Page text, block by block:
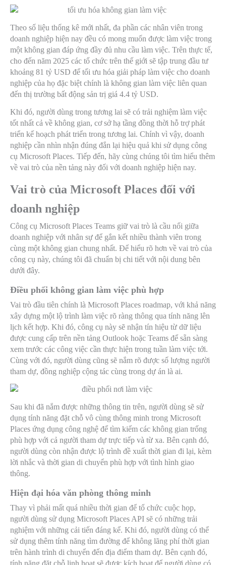
Theo số liệu thống kê mới nhất, đa phần các nhân viên trong
doanh nghiệp hiện nay đều có mong muốn được làm việc trong
một không gian đáp ứng đầy đủ nhu cầu làm việc. Trên thực tế,
cho đến năm 2025 các tổ chức trên thế giới sẽ tập trung đầu tư
khoảng 81 tỷ USD để tối ưu hóa giải pháp làm việc cho doanh
nghiệp của họ đặc biệt chính là không gian làm việc liên quan
đến thị trường bất động sản trị giá 4.4 tỷ USD.
Khi đó, người dùng trong tương lai sẽ có trải nghiệm làm việc
tốt nhất cả về không gian, cơ sở hạ tầng đồng thời hỗ trợ phát
triển kế hoạch phát triển trong tương lai. Chính vì vậy, doanh
nghiệp cần nhìn nhận đúng đắn lại hiệu quả khi sử dụng công
cụ Microsoft Places. Tiếp đến, hãy cùng chúng tôi tìm hiểu thêm
về vai trò của nền tảng này đối với doanh nghiệp hiện nay.
Vai trò của Microsoft Places đối với
doanh nghiệp
Công cụ Microsoft Places Teams giữ vai trò là cầu nối giữa
doanh nghiệp với nhân sự để gắn kết nhiều thành viên trong
cùng một không gian chung nhất. Để hiểu rõ hơn về vai trò của
công cụ này, chúng tôi đã chuẩn bị chi tiết với nội dung bên
dưới đây.
Điều phối không gian làm việc phù hợp
Vai trò đầu tiên chính là Microsoft Places roadmap, với khả năng
xây dựng một lộ trình làm việc rõ ràng thông qua tính năng lên
lịch kết hợp. Khi đó, công cụ này sẽ nhận tín hiệu từ dữ liệu
được cung cấp trên nền tảng Outlook hoặc Teams để sẵn sàng
xem trước các công việc cần thực hiện trong tuần làm việc tới.
Cùng với đó, người dùng cũng sẽ nắm rõ được số lượng người
tham dự, đồng nghiệp cộng tác cùng trong dự án là ai.
Sau khi đã nắm được những thông tin trên, người dùng sẽ sử
dụng tính năng đặt chỗ vô cùng thông minh trong Microsoft
Places ứng dụng công nghệ để tìm kiếm các không gian trống
phù hợp với cả người tham dự trực tiếp và từ xa. Bên cạnh đó,
người dùng còn nhận được lộ trình đề xuất thời gian đi lại, kèm
lời nhắc và thời gian di chuyển phù hợp với tình hình giao
thông.
Hiện đại hóa văn phòng thông minh
Thay vì phải mất quá nhiều thời gian để tổ chức cuộc họp,
người dùng sử dụng Microsoft Places API sẽ có những trải
nghiệm với những cải tiến đáng kể. Khi đó, người dùng có thể
sử dụng thêm tính năng tìm đường để không lãng phí thời gian
trên hành trình di chuyển đến địa điểm tham dự. Bên cạnh đó,